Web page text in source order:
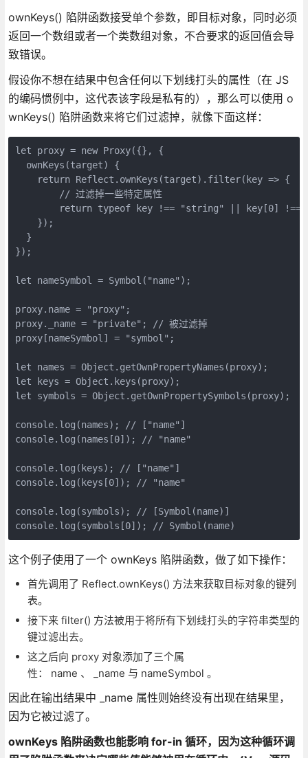
ownKeys() 陷阱函数接受单个参数，即目标对象，同时必须
返回一个数组或者一个类数组对象，不合要求的返回值会导
致错误。
假设你不想在结果中包含任何以下划线打头的属性（在 JS
的编码惯例中，这代表该字段是私有的），那么可以使用 o
wnKeys() 陷阱函数来将它们过滤掉，就像下面这样：
let proxy = new Proxy({}, {
  ownKeys(target) {
    return Reflect.ownKeys(target).filter(key => {
        // 过滤掉一些特定属性
return typeof key !== "string" || key[0] !==
    });
  }
});
let nameSymbol = Symbol("name");
proxy.name = "proxy";
proxy._name = "private"; // 被过滤掉
proxy[nameSymbol] = "symbol";
let names = Object.getOwnPropertyNames(proxy);
let keys = Object.keys(proxy);
let symbols = Object.getOwnPropertySymbols(proxy);
console.log(names); // ["name"]
console.log(names[0]); // "name"
console.log(keys); // ["name"]
console.log(keys[0]); // "name"
console.log(symbols); // [Symbol(name)]
console.log(symbols[0]); // Symbol(name)
这个例子使用了一个 ownKeys 陷阱函数，做了如下操作：
首先调用了 Reflect.ownKeys() 方法来获取目标对象的键列
表。
接下来 filter() 方法被用于将所有下划线打头的字符串类型的
键过滤出去。
这之后向 proxy 对象添加了三个属
性： name 、 _name 与 nameSymbol 。
因此在输出结果中 _name 属性则始终没有出现在结果里，
因为它被过滤了。
ownKeys 陷阱函数也能影响 for-in 循环，因为这种循环调